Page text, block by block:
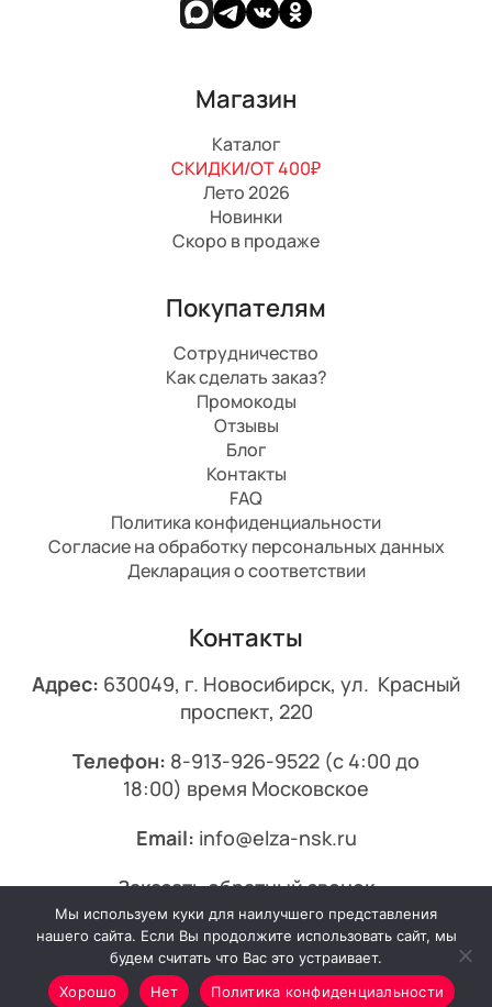
Магазин
Каталог
СКИДКИ/ОТ 400₽
Лето 2026
Новинки
Скоро в продаже
Покупателям
Сотрудничество
Как сделать заказ?
Промокоды
Отзывы
Блог
Контакты
FAQ
Политика конфиденциальности
Согласие на обработку персональных данных
Декларация о соответствии
Контакты
Адрес: 630049, г. Новосибирск, ул. Красный
проспект, 220
Телефон: 8-913-926-9522 (с 4:00 до
18:00) время Московское
Email: info@elza-nsk.ru
Заказать обратный звонок
© 2013-2026 Эльза.
Мы используем куки для наилучшего представления
нашего сайта. Если Вы продолжите использовать сайт, мы
будем считать что Вас это устраивает.
Хорошо
Нет Политика конфиденциальности
Минимальный заказ от 7000₽